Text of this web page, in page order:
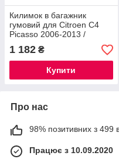
Килимок в багажник
гумовий для Citroen C4
Picasso 2006-2013 /
Сітроєн Пікасо автогум
1 182 ₴
Купити
Про нас
98% позитивних з 499
Працює з 10.09.2020